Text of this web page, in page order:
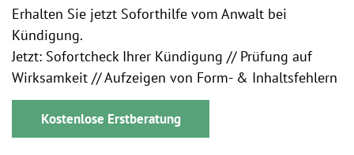
Erhalten Sie jetzt Soforthilfe vom Anwalt bei
Kündigung.
Jetzt: Sofortcheck Ihrer Kündigung // Prüfung auf
Wirksamkeit // Aufzeigen von Form- & Inhaltsfehlern
Kostenlose Erstberatung